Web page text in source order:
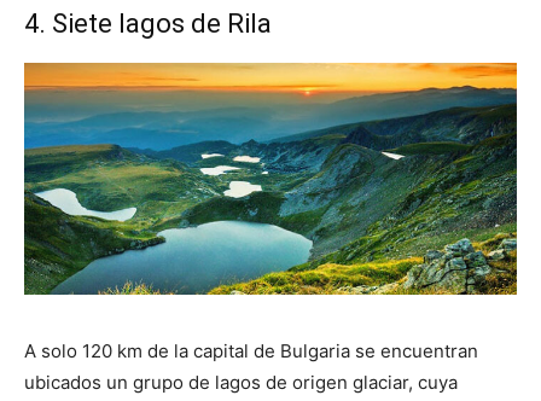
4. Siete lagos de Rila
A solo 120 km de la capital de Bulgaria se encuentran
ubicados un grupo de lagos de origen glaciar, cuya